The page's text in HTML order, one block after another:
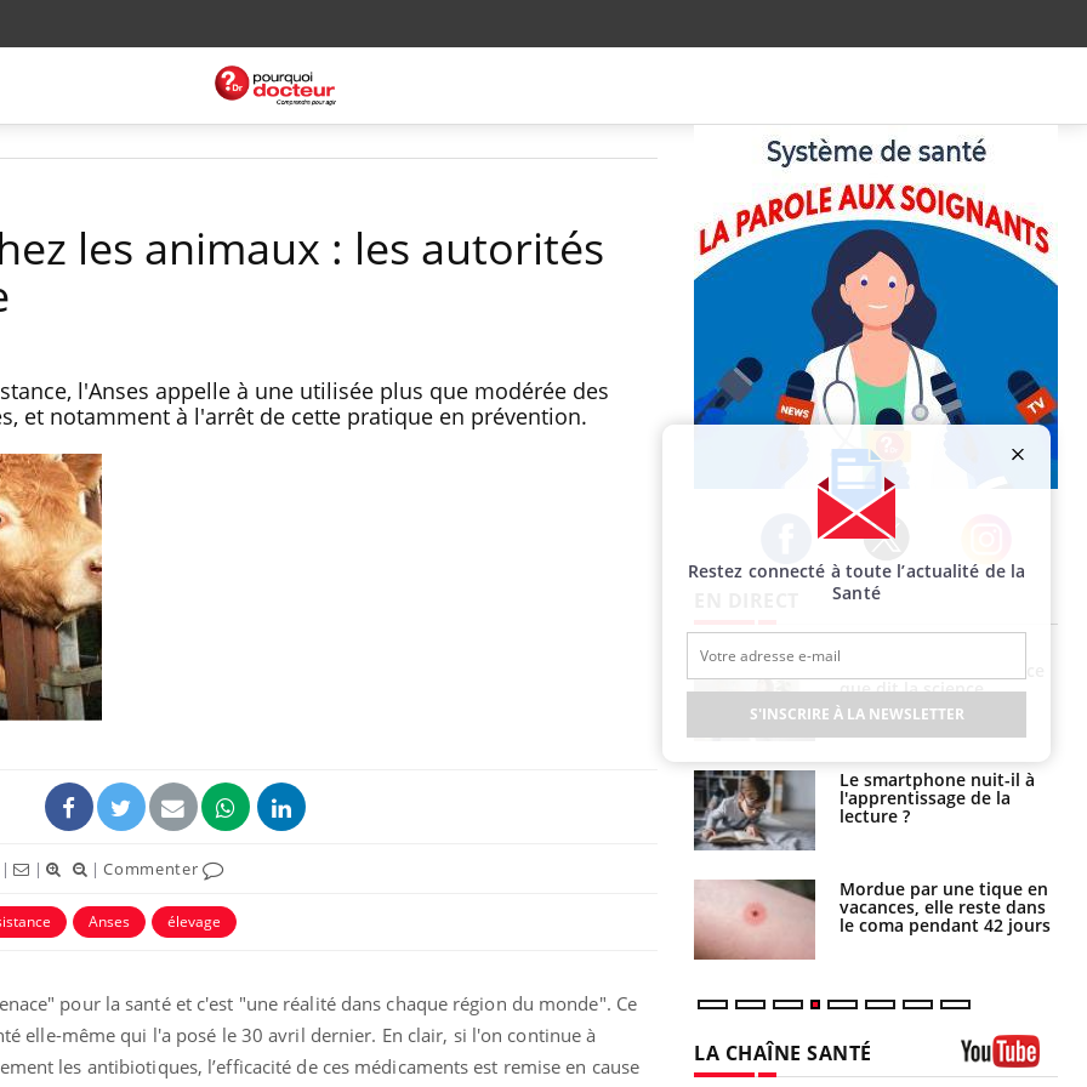
les animaux : les autorités
l'Anses appelle à une utilisée plus que modérée des
et notamment à l'arrêt de cette pratique en prévention.
| | |Commenter
Anses élevage
pour la santé et c'est "une réalité dans chaque région du monde". Ce
elle-même qui l'a posé le 30 avril dernier. En clair, si l'on continue à
les antibiotiques, l’efficacité de ces médicaments est remise en cause
Facebook Twitter Instagram
Le Viagra pourrait-il
freiner la propagation du
cancer ?
Pourquoi manger moins
de protéines pourrait
finalement être bénéfique
que dit la science
Le smartphone nuit-il à
l'apprentissage de la
lecture ?
Mordue par une tique en
vacances, elle reste dans
le coma pendant 42 jours
barracuda, une petite fille
secourue grâce à un
réflexe essentiel
Légionellose en Suisse :
quelle est l’origine de la
contamination ?
Allergies alimentaires :
une nouvelle arme contre
les réactions sévères
LA CHAÎNE SANTÉ
Restez connecté à toute l’actualité de la
Santé
S'INSCRIRE À LA NEWSLETTER